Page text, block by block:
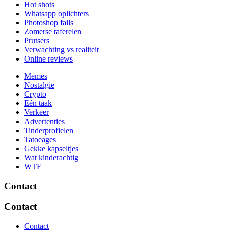
Hot shots
Whatsapp oplichters
Photoshop fails
Zomerse taferelen
Prutsers
Verwachting vs realiteit
Online reviews
Memes
Nostalgie
Crypto
Eén taak
Verkeer
Advertenties
Tinderprofielen
Tatoeages
Gekke kapseltjes
Wat kinderachtig
WTF
Contact
Contact
Contact